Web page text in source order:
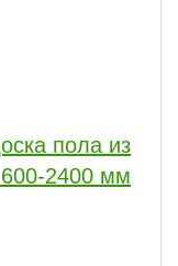
пола из
2400 мм